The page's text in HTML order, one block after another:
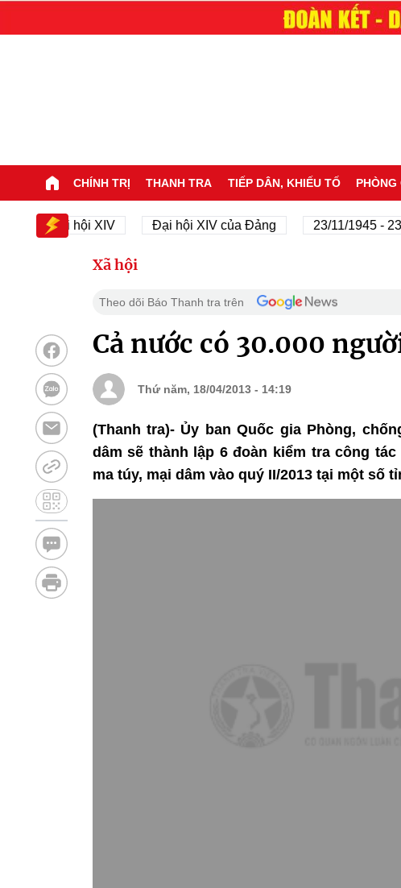
CHÍNH TRỊ THANH TRA TIẾP DÂN, KHIẾU TỐ PHÒNG
Đại hội XIV Đại hội XIV của Đảng 23/11/1945 - 23/11/
Xã hội
Theo dõi Báo Thanh tra trên
Cả nước có 30.000
Thứ năm, 18/04/2013 - 14:19
(Thanh tra)- Ủy ban Quốc gia Phòng,
dâm sẽ thành lập 6 đoàn kiểm tra công
ma túy, mại dâm vào quý II/2013 tại một số